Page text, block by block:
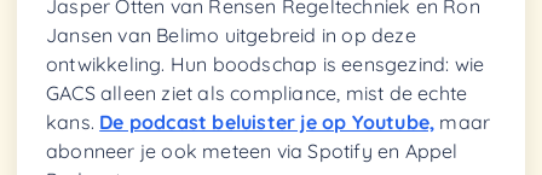
Jasper Otten van Rensen Regeltechniek en Ron
Jansen van Belimo uitgebreid in op deze
ontwikkeling. Hun boodschap is eensgezind: wie
GACS alleen ziet als compliance, mist de echte
kans. De podcast beluister je op Youtube, maar
abonneer je ook meteen via Spotify en Appel